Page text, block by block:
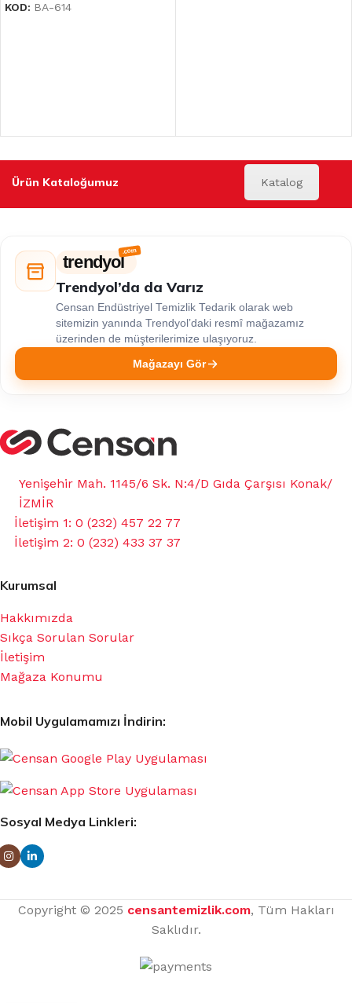
KOD: BA-614
Ürün Kataloğumuz Katalog
trendyol
Trendyol’da da Varız
Censan Endüstriyel Temizlik Tedarik olarak web
sitemizin yanında Trendyol’daki resmî mağazamız
üzerinden de müşterilerimize ulaşıyoruz.
Mağazayı Gör
Yenişehir Mah. 1145/6 Sk. N:4/D Gıda Çarşısı Konak/
İZMİR
İletişim 1: 0 (232) 457 22 77
İletişim 2: 0 (232) 433 37 37
Kurumsal
Hakkımızda
Sıkça Sorulan Sorular
İletişim
Mağaza Konumu
Mobil Uygulamamızı İndirin:
Sosyal Medya Linkleri:
Copyright © 2025 censantemizlik.com, Tüm Hakları
Saklıdır.